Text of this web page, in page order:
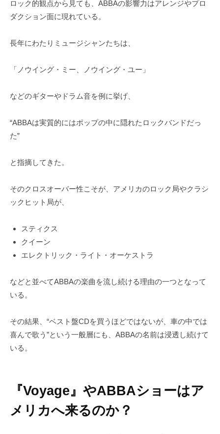
ロック的観点から見ても、ABBAの影響力はアレンジやプロ
ダクション面に現れている。
長年にわたりミュージシャンたちは、
「ノウイング・ミー、ノウイング・ユー」
などのギターやドラム音を例に挙げ、
“ABBAは実質的にはポップの中に隠れたロックバンドだっ
た”
と指摘してきた。
そのクロスオーバー性こそが、アメリカのロック局やクラシ
ックヒット局が、
スティクス
クイーン
エレクトリック・ライト・オーケストラ
などと並べてABBAの楽曲を流し続ける理由の一つとなって
いる。
その結果、“ベスト盤CDを買うほどではないが、車の中では
喜んで歌う”という一般層にも、ABBAの名前は浸透し続けて
いる。
『Voyage』やABBAショーはア
メリカへ来るのか？